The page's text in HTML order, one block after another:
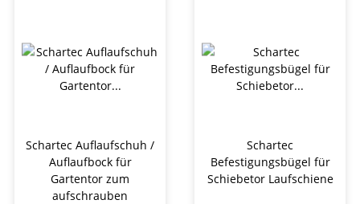
Schartec Auflaufschuh /
Auflaufbock für
Gartentor zum
aufschrauben
Schartec
Befestigungsbügel für
Schiebetor Laufschiene